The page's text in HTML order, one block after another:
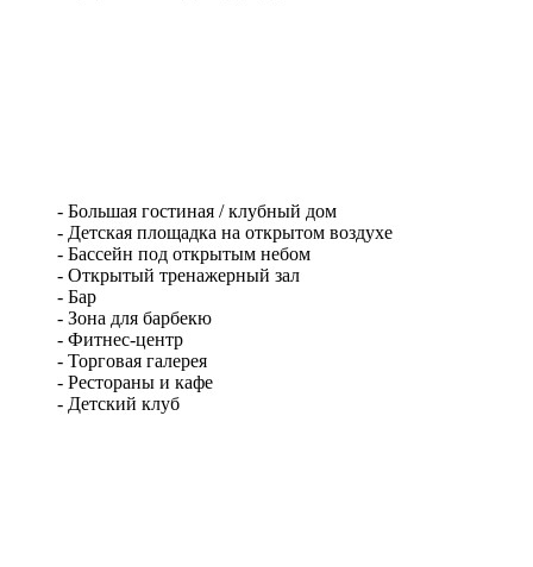
- Большая гостиная / клубный дом
- Детская площадка на открытом воздухе
- Бассейн под открытым небом
- Открытый тренажерный зал
- Бар
- Зона для барбекю
- Фитнес-центр
- Торговая галерея
- Рестораны и кафе
- Детский клуб